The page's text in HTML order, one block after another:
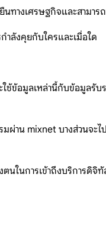
ทางเศรษฐกิจและสามา
ำลังคุยกับใครและเมื่อใด
ช้ข้อมูลเหล่านี้กับข้อมูลรั
ผ่าน mixnet บางส่วนจ
นการเข้าถึงบริการดิจิ